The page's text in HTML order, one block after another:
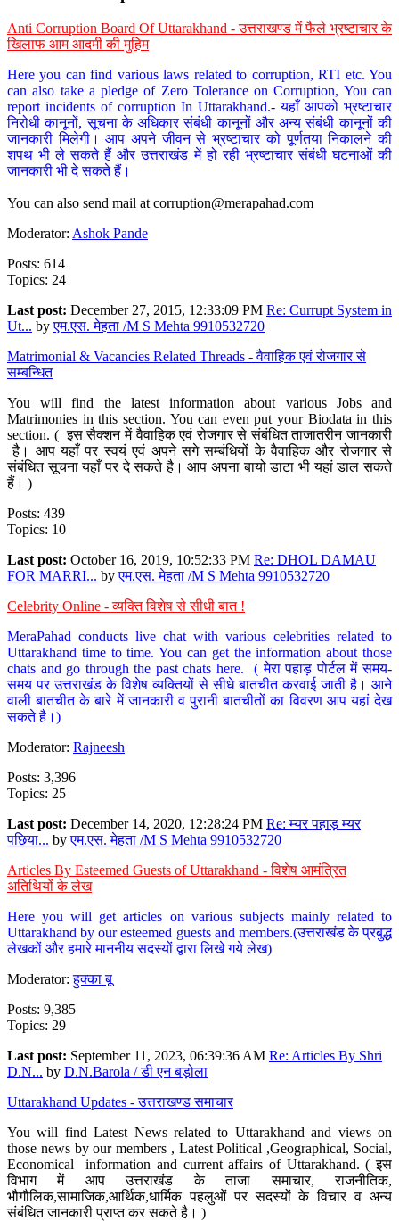
Anti Corruption Board Of Uttarakhand - उत्तराखण्ड में फैले भ्रष्टाचार के
खिलाफ आम आदमी की मुहिम
Here you can find various laws related to corruption, RTI etc. You
can also take a pledge of Zero Tolerance on Corruption, You can
report incidents of corruption In Uttarakhand.- यहाँ आपको भ्रष्टाचार
निरोधी कानूनों, सूचना के अधिकार संबंधी कानूनों और अन्य संबंधी कानूनों की
जानकारी मिलेगी। आप अपने जीवन से भ्रष्टाचार को पूर्णतया निकालने की
शपथ भी ले सकते हैं और उत्तराखंड में हो रही भ्रष्टाचार संबंधी घटनाओं की
जानकारी भी दे सकते हैं।
You can also send mail at corruption@merapahad.com
Moderator: Ashok Pande
Posts: 614
Topics: 24
Last post: December 27, 2015, 12:33:09 PM Re: Currupt System in
Ut... byएम.एस. मेहता /M S Mehta 9910532720
Matrimonial & Vacancies Related Threads - वैवाहिक एवं रोजगार से
सम्बन्धित
You will find the latest information about various Jobs and
Matrimonies in this section. You can even put your Biodata in this
section. ( इस सैक्शन में वैवाहिक एवं रोजगार से संबंधित ताजातरीन जानकारी
है। आप यहाँ पर स्वयं एवं अपने सगे सम्बंधियों के वैवाहिक और रोजगार से
संबंधित सूचना यहाँ पर दे सकते है। आप अपना बायो डाटा भी यहां डाल सकते
हैं। )
Posts: 439
Topics: 10
Last post: October 16, 2019, 10:52:33 PM Re: DHOL DAMAU
FOR MARRI... byएम.एस. मेहता /M S Mehta 9910532720
Celebrity Online - व्यक्ति विशेष से सीधी बात !
MeraPahad conducts live chat with various celebrities related to
Uttarakhand time to time. You can get the information about those
chats and go through the past chats here. ( मेरा पहाड़ पोर्टल में समय-
समय पर उत्तराखंड के विशेष व्यक्तियों से सीधे बातचीत करवाई जाती है। आने
वाली बातचीत के बारे में जानकारी व पुरानी बातचीतों का विवरण आप यहां देख
सकते है।)
Moderator: Rajneesh
Posts: 3,396
Topics: 25
Last post: December 14, 2020, 12:28:24 PM Re: म्यर पहाड़ म्यर
पछिया... byएम.एस. मेहता /M S Mehta 9910532720
Articles By Esteemed Guests of Uttarakhand - विशेष आमंत्रित
अतिथियों के लेख
Here you will get articles on various subjects mainly related to
Uttarakhand by our esteemed guests and members.(उत्तराखंड के प्रबुद्ध
लेखकों और हमारे माननीय सदस्यों द्वारा लिखे गये लेख)
Moderator:हुक्का बू
Posts: 9,385
Topics: 29
Last post: September 11, 2023, 06:39:36 AM Re: Articles By Shri
D.N... by D.N.Barola / डी एन बड़ोला
Uttarakhand Updates - उत्तराखण्ड समाचार
You will find Latest News related to Uttarakhand and views on
those news by our members , Latest Political ,Geographical, Social,
Economical information and current affairs of Uttarakhand. ( इस
विभाग में आप उत्तराखंड के ताजा समाचार, राजनीतिक,
भौगौलिक,सामाजिक,आर्थिक,धार्मिक पहलुओं पर सदस्यों के विचार व अन्य
संबंधित जानकारी प्राप्त कर सकते है। )